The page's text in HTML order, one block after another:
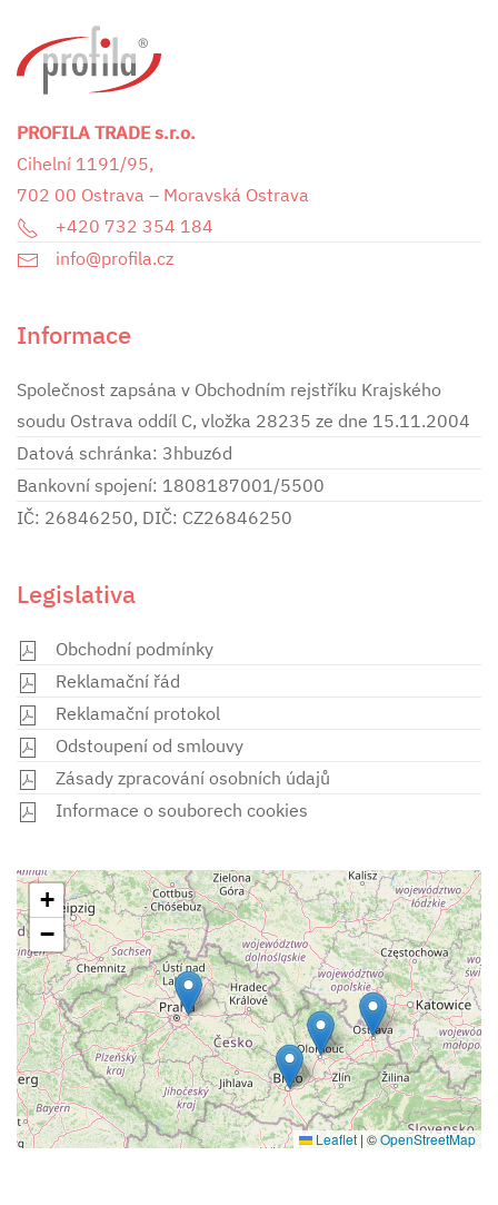
PROFILA TRADE s.r.o.
Cihelní 1191/95,
702 00 Ostrava – Moravská Ostrava
+420 732 354 184
info@profila.cz
Informace
Společnost zapsána v Obchodním rejstříku Krajského
soudu Ostrava oddíl C, vložka 28235 ze dne 15.11.2004
Datová schránka: 3hbuz6d
Bankovní spojení: 1808187001/5500
IČ: 26846250, DIČ: CZ26846250
Legislativa
Obchodní podmínky
Reklamační řád
Reklamační protokol
Odstoupení od smlouvy
Zásady zpracování osobních údajů
Informace o souborech cookies
+
−
Leaflet | ©OpenStreetMap